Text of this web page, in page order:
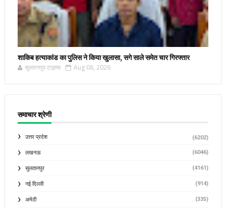
शाकिब हत्याकांड का पुलिस ने किया खुलासा, सगे साले समेत चार गिरफ्तार
सुल्तानपुर टाइम्स Aug 08, 2026
समाचार श्रेणी
उत्तर प्रदेश (6202)
लखनऊ (6046)
सुलतानपुर (4161)
नई दिल्ली (914)
अमेठी (335)